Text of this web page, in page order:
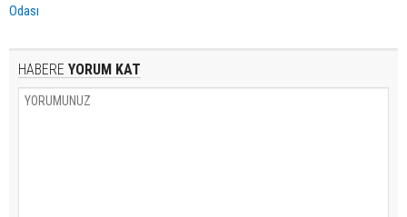
Odası
HABERE YORUM KAT